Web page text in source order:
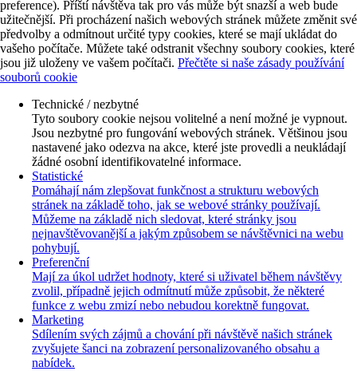
preference). Příští návštěva tak pro vás může být snazší a web bude
užitečnější. Při procházení našich webových stránek můžete změnit své
předvolby a odmítnout určité typy cookies, které se mají ukládat do
vašeho počítače. Můžete také odstranit všechny soubory cookies, které
jsou již uloženy ve vašem počítači. Přečtěte si naše zásady používání
souborů cookie
Technické / nezbytné
Tyto soubory cookie nejsou volitelné a není možné je vypnout.
Jsou nezbytné pro fungování webových stránek. Většinou jsou
nastavené jako odezva na akce, které jste provedli a neukládají
žádné osobní identifikovatelné informace.
Statistické
Pomáhají nám zlepšovat funkčnost a strukturu webových
stránek na základě toho, jak se webové stránky používají.
Můžeme na základě nich sledovat, které stránky jsou
nejnavštěvovanější a jakým způsobem se návštěvnici na webu
pohybují.
Preferenční
Mají za úkol udržet hodnoty, které si uživatel během návštěvy
zvolil, případně jejich odmítnutí může způsobit, že některé
funkce z webu zmizí nebo nebudou korektně fungovat.
Marketing
Sdílením svých zájmů a chování při návštěvě našich stránek
zvyšujete šanci na zobrazení personalizovaného obsahu a
nabídek.